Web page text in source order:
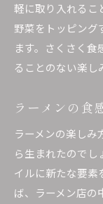
さくさ
自宅で
家庭で
さくさくの
ラーメ
さくさ
さくさ
軽に取り入れるこ
野菜をトッピング
ます。さくさく
ることのない楽し
ラーメンの食
ラーメンの楽しみ
ら生まれたのでし
イルに新たな要素
ば、ラーメン店の